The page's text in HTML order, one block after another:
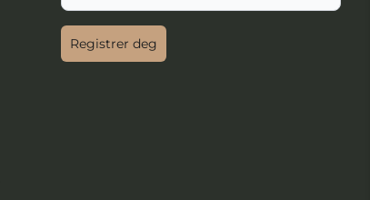
Registrer deg